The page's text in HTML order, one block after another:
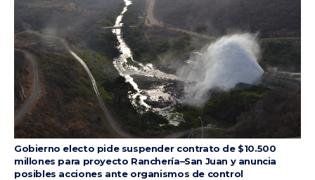
Gobierno electo pide suspender contrato de $10.500
millones para proyecto Ranchería–San Juan y anuncia
posibles acciones ante organismos de control